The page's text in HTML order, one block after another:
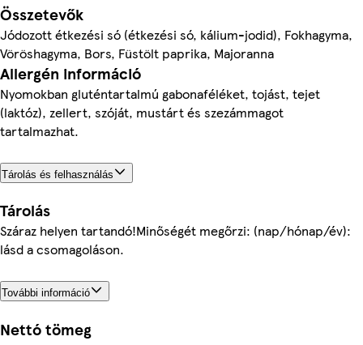
Összetevők
Jódozott étkezési só (étkezési só, kálium-jodid), Fokhagyma,
Vöröshagyma, Bors, Füstölt paprika, Majoranna
Allergén információ
Nyomokban gluténtartalmú gabonaféléket, tojást, tejet
(laktóz), zellert, szóját, mustárt és szezámmagot
tartalmazhat.
Tárolás és felhasználás
Tárolás
Száraz helyen tartandó!Minőségét megőrzi: (nap/hónap/év):
lásd a csomagoláson.
További információ
Nettó tömeg